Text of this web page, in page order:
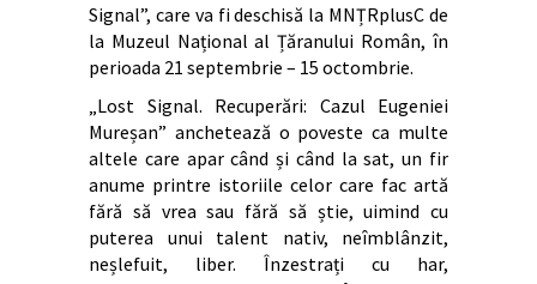
Signal”, care va fi deschisă la MNȚRplusC de
la Muzeul Național al Țăranului Român, în
perioada 21 septembrie – 15 octombrie.
„Lost Signal. Recuperări: Cazul Eugeniei
Mureșan” anchetează o poveste ca multe
altele care apar când și când la sat, un fir
anume printre istoriile celor care fac artă
fără să vrea sau fără să știe, uimind cu
puterea unui talent nativ, neîmblânzit,
neșlefuit, liber. Înzestrați cu har,